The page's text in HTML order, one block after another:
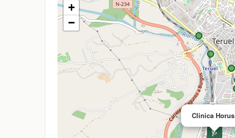
🩺
Clinica Horus
+
−